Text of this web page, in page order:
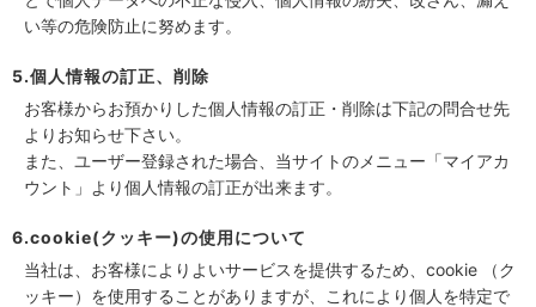
い等の危険防止に努めます。
5.個人情報の訂正、削除
お客様からお預かりした個人情報の訂正・削除は下記の問合せ先
よりお知らせ下さい。
また、ユーザー登録された場合、当サイトのメニュー「マイアカ
ウント」より個人情報の訂正が出来ます。
6.cookie(クッキー)の使用について
当社は、お客様によりよいサービスを提供するため、cookie （ク
ッキー）を使用することがありますが、これにより個人を特定で